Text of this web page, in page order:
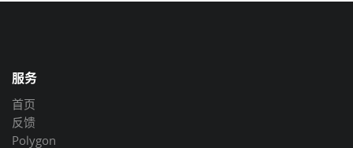
服务
首页
反馈
Polygon